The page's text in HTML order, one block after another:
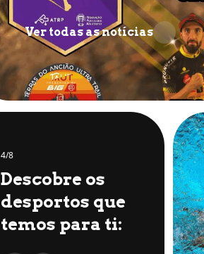
Ver todas as notícias
4/8
Descobre os
desportos que
temos para ti: